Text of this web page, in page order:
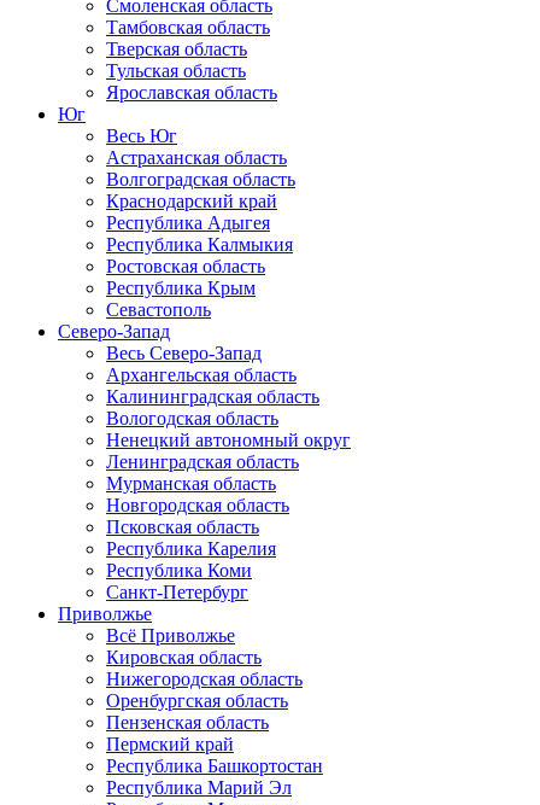
Смоленская область
Тамбовская область
Тверская область
Тульская область
Ярославская область
Юг
Весь Юг
Астраханская область
Волгоградская область
Краснодарский край
Республика Адыгея
Республика Калмыкия
Ростовская область
Республика Крым
Севастополь
Северо-Запад
Весь Северо-Запад
Архангельская область
Калининградская область
Вологодская область
Ненецкий автономный округ
Ленинградская область
Мурманская область
Новгородская область
Псковская область
Республика Карелия
Республика Коми
Санкт-Петербург
Приволжье
Всё Приволжье
Кировская область
Нижегородская область
Оренбургская область
Пензенская область
Пермский край
Республика Башкортостан
Республика Марий Эл